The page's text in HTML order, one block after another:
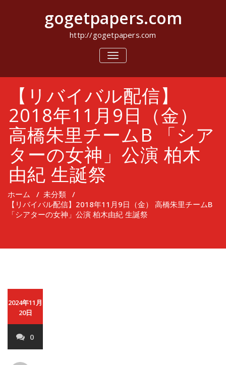
キ
gogetpapers.com
http://gogetpapers.com
ナ
ビ
シ
ョ
ン
を
切
り
【リバイバル配信】
2018年11月9日（金）
高橋朱里チームB 「シア
ターの女神」公演 柏木
由紀 生誕祭
ホーム / 未分類 /
【リバイバル配信】2018年11月9日（金） 高橋朱里チームB
「シアターの女神」公演 柏木由紀 生誕祭
2024年11月
20日
0